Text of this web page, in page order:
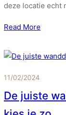
deze locatie echt
Read More
11/02/2024
De juiste